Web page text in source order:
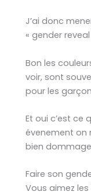
J’ai donc
« gender
Bon les
voir, sont
pour les
Et oui c’est ce
évenement on
bien
Faire son
Vous aimez les